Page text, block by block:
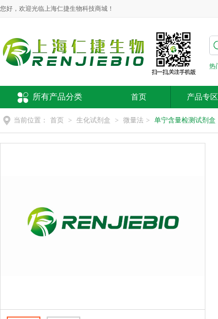
您好，欢迎光临上海仁捷生物科技商城！
热
所有产品分类 首页 产品专区
当前位置： 首页 > 生化试剂盒 > 微量法 > 单宁含量检测试剂盒